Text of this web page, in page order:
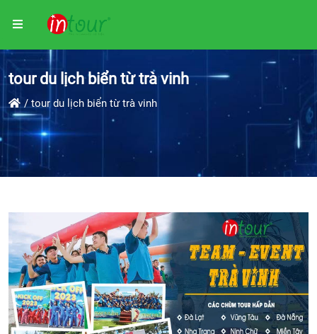
tour du lịch biển từ trà vinh
tour du lịch biển từ trà vinh